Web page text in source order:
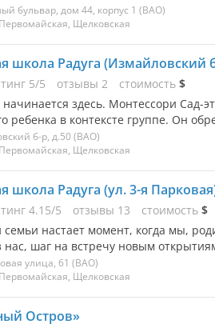
бульвар, дом 44, корпус 1 (ВАО)
Щелковская
школа Радуга (Измайловский
5/5 отзывы 2 стоимость $
здесь. Монтессори Сад-
ребенка в контексте группе. Он
б-р, д.50 (ВАО)
Щелковская
школа Радуга (ул. 3-я
4.15/5 отзывы 13 стоимость $
настает момент, когда мы,
нас, шаг на встречу новым
улица, 61 (ВАО)
Щелковская
Остров»